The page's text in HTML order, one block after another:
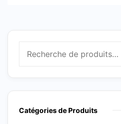
Catégories de Produits